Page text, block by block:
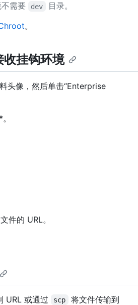
需要 dev
目录。
。
挂钩环境
头像，然后单击“Enterprise
文件的 URL。
URL 或通过 scp
将文件传输到